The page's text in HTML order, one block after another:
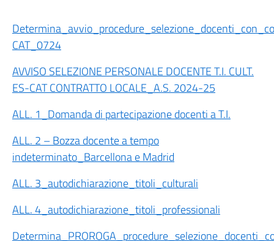
CAT_0724
AVVISO SELEZIONE PERSONALE DOCENTE T.I. CULT.
ES-CAT CONTRATTO LOCALE_A.S. 2024-25
ALL. 1_Domanda di partecipazione docenti a T.I.
ALL. 2 – Bozza docente a tempo
indeterminato_Barcellona e Madrid
ALL. 3_autodichiarazione_titoli_culturali
ALL. 4_autodichiarazione_titoli_professionali